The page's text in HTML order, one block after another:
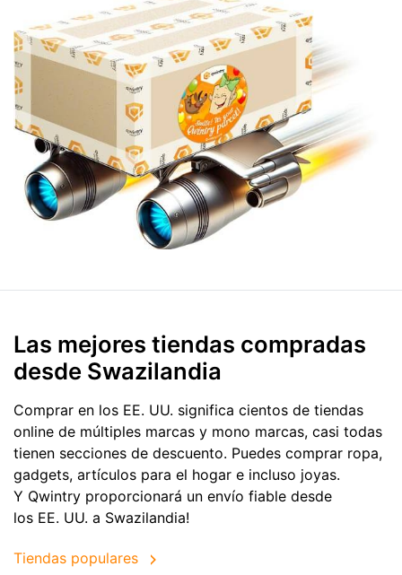
Las mejores tiendas compradas
desde Swazilandia
Comprar en los EE. UU. significa cientos de tiendas
online de múltiples marcas y mono marcas, casi todas
tienen secciones de descuento. Puedes comprar ropa,
gadgets, artículos para el hogar e incluso joyas.
Y Qwintry proporcionará un envío fiable desde
los EE. UU. a Swazilandia!
Tiendas populares